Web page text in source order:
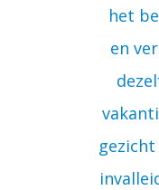
het
en